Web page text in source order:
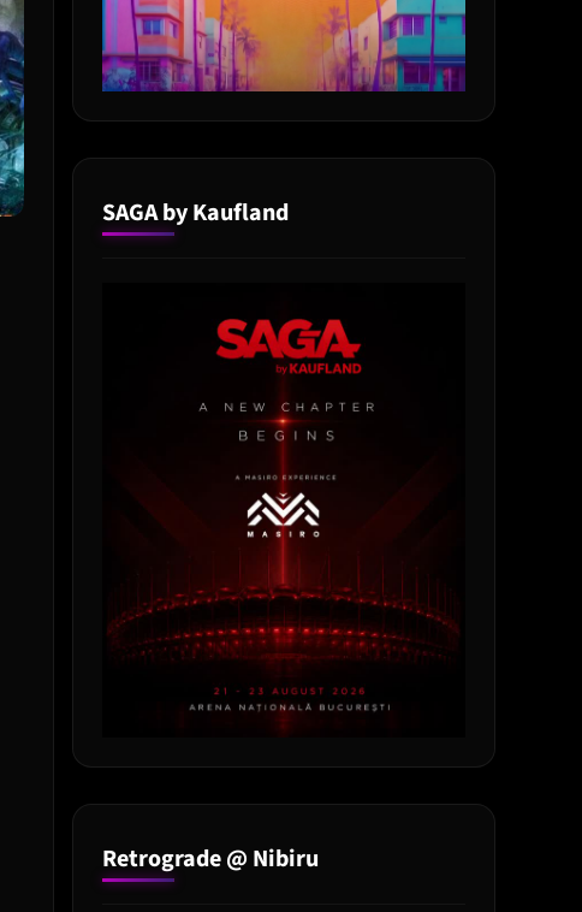
SAGA by Kaufland
Retrograde @ Nibiru